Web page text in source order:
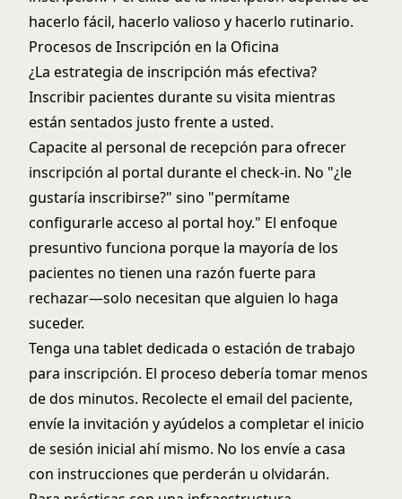
hacerlo fácil, hacerlo valioso y hacerlo rutinario.
Procesos de Inscripción en la Oficina
¿La estrategia de inscripción más efectiva?
Inscribir pacientes durante su visita mientras
están sentados justo frente a usted.
Capacite al personal de recepción para ofrecer
inscripción al portal durante el check-in. No "¿le
gustaría inscribirse?" sino "permítame
configurarle acceso al portal hoy." El enfoque
presuntivo funciona porque la mayoría de los
pacientes no tienen una razón fuerte para
rechazar—solo necesitan que alguien lo haga
suceder.
Tenga una tablet dedicada o estación de trabajo
para inscripción. El proceso debería tomar menos
de dos minutos. Recolecte el email del paciente,
envíe la invitación y ayúdelos a completar el inicio
de sesión inicial ahí mismo. No los envíe a casa
con instrucciones que perderán u olvidarán.